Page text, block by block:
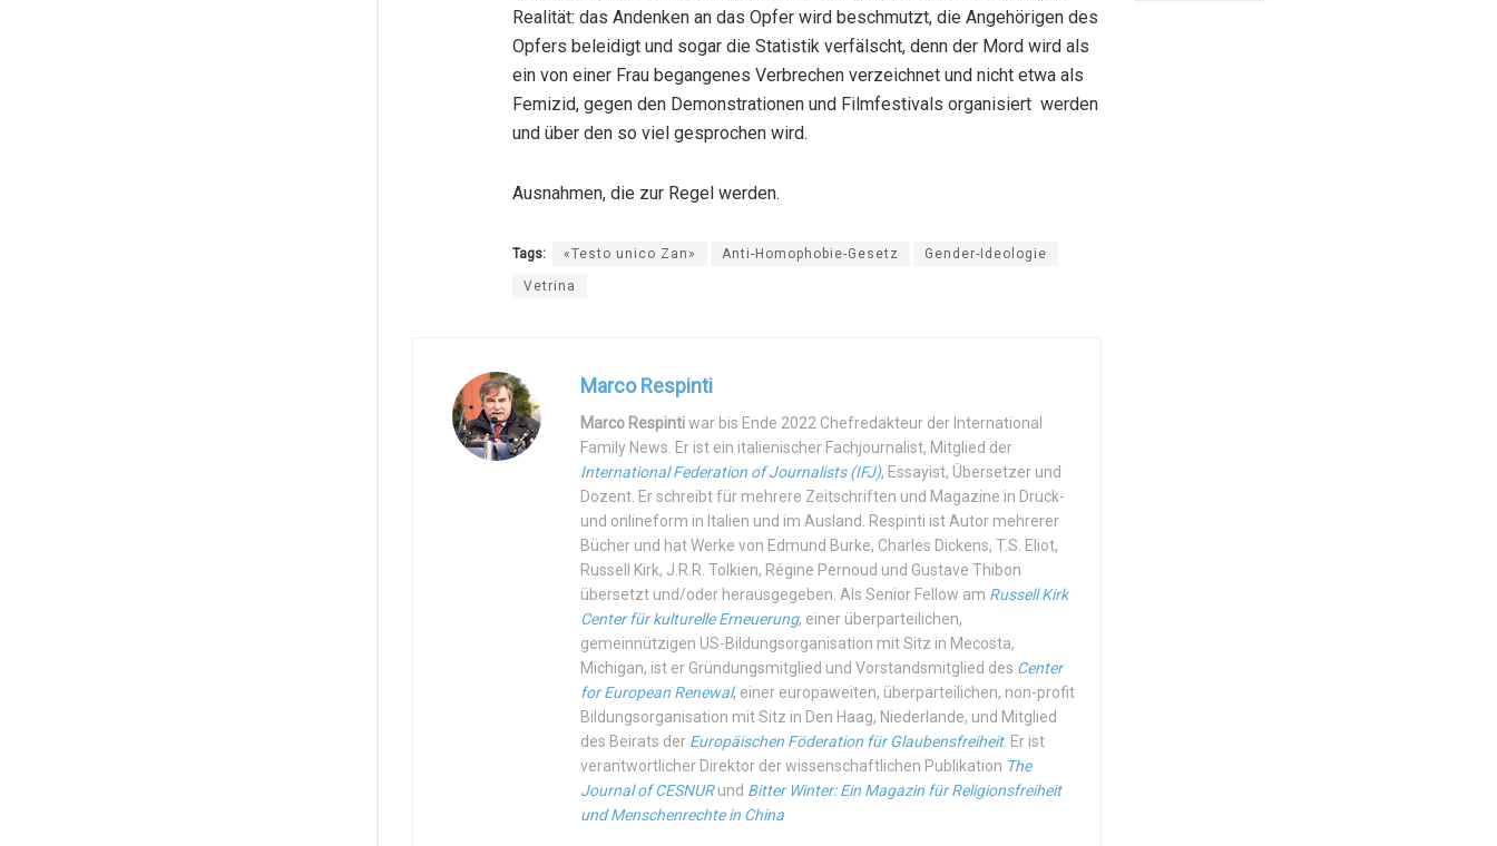
Realität: das Andenken an das Opfer wird beschmutzt, die Angehörigen des
Opfers beleidigt und sogar die Statistik verfälscht, denn der Mord wird als
ein von einer Frau begangenes Verbrechen verzeichnet und nicht etwa als
Femizid, gegen den Demonstrationen und Filmfestivals organisiert werden
und über den so viel gesprochen wird.
Ausnahmen, die zur Regel werden.
Tags: «Testo unico Zan» Anti-Homophobie-Gesetz Gender-Ideologie
Vetrina
Marco Respinti
Marco Respintiwar bis Ende 2022 Chefredakteur der International
Family News. Er ist ein italienischer Fachjournalist, Mitglied der
International Federation of Journalists (IFJ), Essayist, Übersetzer und
Dozent. Er schreibt für mehrere Zeitschriften und Magazine in Druck-
und onlineform in Italien und im Ausland. Respinti ist Autor mehrerer
Bücher und hat Werke von Edmund Burke, Charles Dickens, T.S. Eliot,
Russell Kirk, J.R.R. Tolkien, Régine Pernoud und Gustave Thibon
übersetzt und/oder herausgegeben. Als Senior Fellow am Russell Kirk
Center für kulturelle Erneuerung, einer überparteilichen,
gemeinnützigen US-Bildungsorganisation mit Sitz in Mecosta,
Michigan, ist er Gründungsmitglied und Vorstandsmitglied des Center
for European Renewal, einer europaweiten, überparteilichen, non-profit
Bildungsorganisation mit Sitz in Den Haag, Niederlande, und Mitglied
des Beirats der Europäischen Föderation für Glaubensfreiheit. Er ist
verantwortlicher Direktor der wissenschaftlichen Publikation The
Journal of CESNURund Bitter Winter: Ein Magazin für Religionsfreiheit
und Menschenrechte in China